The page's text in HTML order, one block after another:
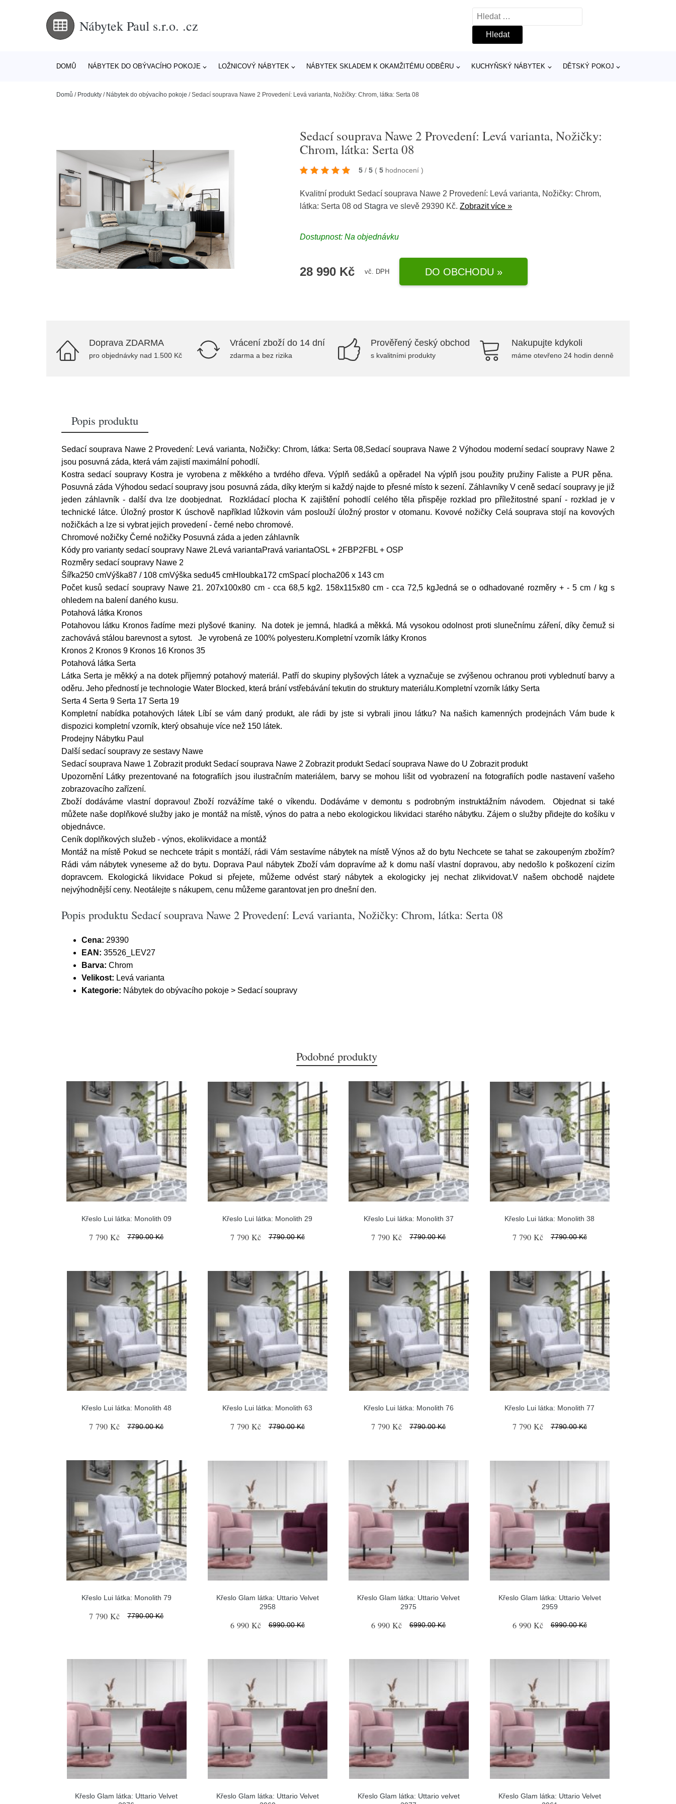
Nábytek Paul s.r.o. .cz
Vyhledávání
DOMŮ NÁBYTEK DO OBÝVACÍHO POKOJE LOŽNICOVÝ NÁBYTEK NÁBYTEK SKLADEM K OKAMŽITÉMU ODBĚRU KUCHYŇSKÝ NÁBYTEK DĚTSKÝ POKOJ
Domů / Produkty / Nábytek do obývacího pokoje /Sedací souprava Nawe 2 Provedení: Levá varianta, Nožičky: Chrom, látka: Serta 08
Sedací souprava Nawe 2 Provedení: Levá varianta, Nožičky:
Chrom, látka: Serta 08
5 / 5 ( 5 hodnocení)
Kvalitní produkt Sedací souprava Nawe 2 Provedení: Levá varianta, Nožičky: Chrom,
látka: Serta 08 od Stagra ve slevě 29390 Kč.Zobrazit více »
Dostupnost: Na objednávku
28 990 Kč vč. DPH DO OBCHODU »
Doprava ZDARMA
pro objednávky nad 1.500 Kč
Vrácení zboží do 14 dní
zdarma a bez rizika
Prověřený český obchod
s kvalitními produkty
Nakupujte kdykoli
máme otevřeno 24 hodin denně
Popis produktu
Sedací souprava Nawe 2 Provedení: Levá varianta, Nožičky: Chrom, látka: Serta 08,Sedací souprava Nawe 2 Výhodou moderní sedací soupravy Nawe 2
jsou posuvná záda, která vám zajistí maximální pohodlí.
Kostra sedací soupravy Kostra je vyrobena z měkkého a tvrdého dřeva. Výplň sedáků a opěradel Na výplň jsou použity pružiny Faliste a PUR pěna.
Posuvná záda Výhodou sedací soupravy jsou posuvná záda, díky kterým si každý najde to přesné místo k sezení. Záhlavníky V ceně sedací soupravy je již
jeden záhlavník - další dva lze doobjednat. Rozkládací plocha K zajištění pohodlí celého těla přispěje rozklad pro příležitostné spaní - rozklad je v
technické látce. Úložný prostor K úschově například lůžkovin vám poslouží úložný prostor v otomanu. Kovové nožičky Celá souprava stojí na kovových
nožičkách a lze si vybrat jejich provedení - černé nebo chromové.
Chromové nožičky Černé nožičky Posuvná záda a jeden záhlavník
Kódy pro varianty sedací soupravy Nawe 2Levá variantaPravá variantaOSL + 2FBP2FBL + OSP
Rozměry sedací soupravy Nawe 2
Šířka250 cmVýška87 / 108 cmVýška sedu45 cmHloubka172 cmSpací plocha206 x 143 cm
Počet kusů sedací soupravy Nawe 21. 207x100x80 cm - cca 68,5 kg2. 158x115x80 cm - cca 72,5 kgJedná se o odhadované rozměry + - 5 cm / kg s
ohledem na balení daného kusu.
Potahová látka Kronos
Potahovou látku Kronos řadíme mezi plyšové tkaniny. Na dotek je jemná, hladká a měkká. Má vysokou odolnost proti slunečnímu záření, díky čemuž si
zachovává stálou barevnost a sytost. Je vyrobená ze 100% polyesteru.Kompletní vzorník látky Kronos
Kronos 2 Kronos 9 Kronos 16 Kronos 35
Potahová látka Serta
Látka Serta je měkký a na dotek příjemný potahový materiál. Patří do skupiny plyšových látek a vyznačuje se zvýšenou ochranou proti vyblednutí barvy a
oděru. Jeho předností je technologie Water Blocked, která brání vstřebávání tekutin do struktury materiálu.Kompletní vzorník látky Serta
Serta 4 Serta 9 Serta 17 Serta 19
Kompletní nabídka potahových látek Líbí se vám daný produkt, ale rádi by jste si vybrali jinou látku? Na našich kamenných prodejnách Vám bude k
dispozici kompletní vzorník, který obsahuje více než 150 látek.
Prodejny Nábytku Paul
Další sedací soupravy ze sestavy Nawe
Sedací souprava Nawe 1 Zobrazit produkt Sedací souprava Nawe 2 Zobrazit produkt Sedací souprava Nawe do U Zobrazit produkt
Upozornění Látky prezentované na fotografiích jsou ilustračním materiálem, barvy se mohou lišit od vyobrazení na fotografiích podle nastavení vašeho
zobrazovacího zařízení.
Zboží dodáváme vlastní dopravou! Zboží rozvážíme také o víkendu. Dodáváme v demontu s podrobným instruktážním návodem. Objednat si také
můžete naše doplňkové služby jako je montáž na místě, výnos do patra a nebo ekologickou likvidaci starého nábytku. Zájem o služby přidejte do košíku v
objednávce.
Ceník doplňkových služeb - výnos, ekolikvidace a montáž
Montáž na místě Pokud se nechcete trápit s montáží, rádi Vám sestavíme nábytek na místě Výnos až do bytu Nechcete se tahat se zakoupeným zbožím?
Rádi vám nábytek vyneseme až do bytu. Doprava Paul nábytek Zboží vám dopravíme až k domu naší vlastní dopravou, aby nedošlo k poškození cizím
dopravcem. Ekologická likvidace Pokud si přejete, můžeme odvést starý nábytek a ekologicky jej nechat zlikvidovat.V našem obchodě najdete
nejvýhodnější ceny. Neotálejte s nákupem, cenu můžeme garantovat jen pro dnešní den.
Popis produktu Sedací souprava Nawe 2 Provedení: Levá varianta, Nožičky: Chrom, látka: Serta 08
Cena: 29390
EAN: 35526_LEV27
Barva: Chrom
Velikost: Levá varianta
Kategorie: Nábytek do obývacího pokoje > Sedací soupravy
Podobné produkty
Křeslo Lui látka: Monolith 09
7 790 Kč 7790.00 Kč
Křeslo Lui látka: Monolith 29
7 790 Kč 7790.00 Kč
Křeslo Lui látka: Monolith 37
7 790 Kč 7790.00 Kč
Křeslo Lui látka: Monolith 38
7 790 Kč 7790.00 Kč
Křeslo Lui látka: Monolith 48
7 790 Kč 7790.00 Kč
Křeslo Lui látka: Monolith 63
7 790 Kč 7790.00 Kč
Křeslo Lui látka: Monolith 76
7 790 Kč 7790.00 Kč
Křeslo Lui látka: Monolith 77
7 790 Kč 7790.00 Kč
Křeslo Lui látka: Monolith 79
7 790 Kč 7790.00 Kč
Křeslo Glam látka: Uttario Velvet
2958
6 990 Kč 6990.00 Kč
Křeslo Glam látka: Uttario Velvet
2975
6 990 Kč 6990.00 Kč
Křeslo Glam látka: Uttario Velvet
2959
6 990 Kč 6990.00 Kč
Křeslo Glam látka: Uttario Velvet
Křeslo Glam látka: Uttario Velvet
Křeslo Glam látka: Uttario velvet
Křeslo Glam látka: Uttario Velvet